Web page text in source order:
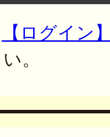
【ログイン
い。